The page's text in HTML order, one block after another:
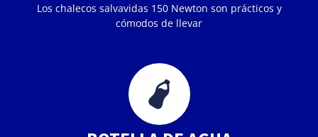
Los chalecos salvavidas 150 Newton son prácticos y
cómodos de llevar